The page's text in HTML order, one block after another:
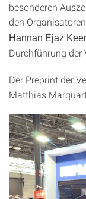
besonderen
den
Hannan Ejaz
Durchführung der
Der Preprint der
Matthias